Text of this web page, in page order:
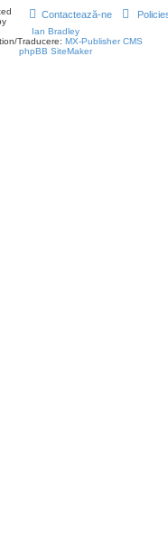
Contactează-ne
Ian Bradley
Traducere: MX-Publisher CMS
phpBB SiteMaker